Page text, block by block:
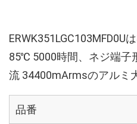
ERWK351LGC103MFD0U
85℃ 5000時間、ネジ端子
流 34400mArmsのアルミ
品番